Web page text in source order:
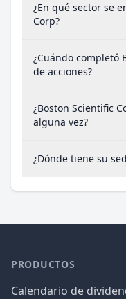
¿En qué sector se
Corp?
¿Cuándo completó
de acciones?
¿Boston Scientific
alguna vez?
¿Dónde tiene su
PRODUCTOS
Calendario de